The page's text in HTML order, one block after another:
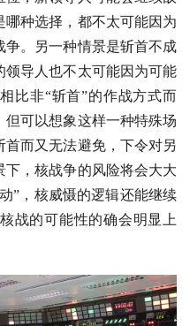
种选择，都不太可能因为
争。另一种情景是斩首不成
导人也不太可能因为可能
比非“斩首”的作战方式而
可以想象这样一种特殊场
而又无法避免，下令对另
，核战争的风险将会大大
”，核威慑的逻辑还能继续
战的可能性的确会明显上